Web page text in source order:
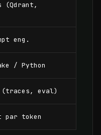
(Qdrant,
eng.
/ Python
(traces, eval)
par token